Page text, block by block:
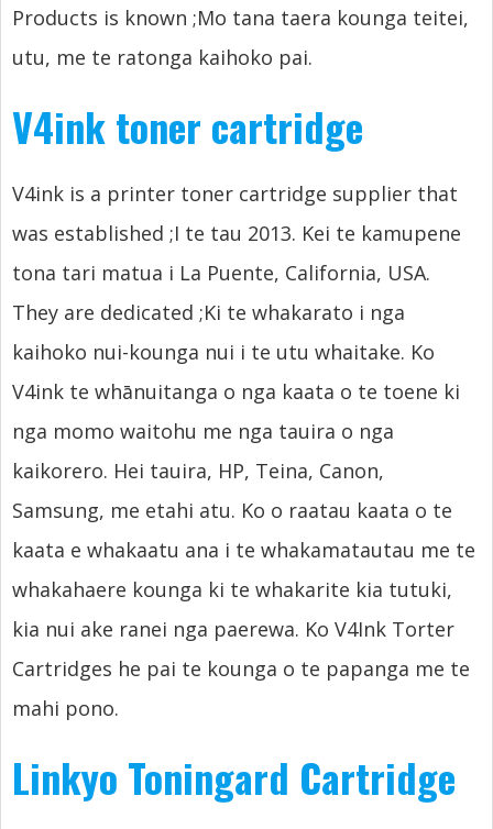
Products is known ;Mo tana taera kounga teitei,
utu, me te ratonga kaihoko pai.
V4ink toner cartridge
V4ink is a printer toner cartridge supplier that
was established ;I te tau 2013. Kei te kamupene
tona tari matua i La Puente, California, USA.
They are dedicated ;Ki te whakarato i nga
kaihoko nui-kounga nui i te utu whaitake. Ko
V4ink te whānuitanga o nga kaata o te toene ki
nga momo waitohu me nga tauira o nga
kaikorero. Hei tauira, HP, Teina, Canon,
Samsung, me etahi atu. Ko o raatau kaata o te
kaata e whakaatu ana i te whakamatautau me te
whakahaere kounga ki te whakarite kia tutuki,
kia nui ake ranei nga paerewa. Ko V4Ink Torter
Cartridges he pai te kounga o te papanga me te
mahi pono.
Linkyo Toningard Cartridge